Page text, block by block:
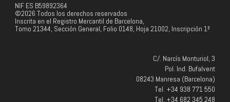
NIF ES B59892364
©2026 Todos los derechos reservados
Inscrita en el Registro Mercantil de Barcelona,
Tomo 21344, Sección General, Folio 0148, Hoja 21002, Inscripción 1ª
C/. Narcís Monturiol, 3
Pol. Ind. Bufalvent
08243 Manresa (Barcelona)
Tel. +34 938 771 550
Tel. +34 682 345 248